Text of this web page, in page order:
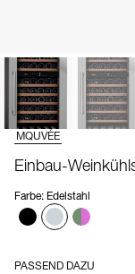
MQUVÉE
Einbau-
Farbe: Edelstahl
PASSEND DAZU